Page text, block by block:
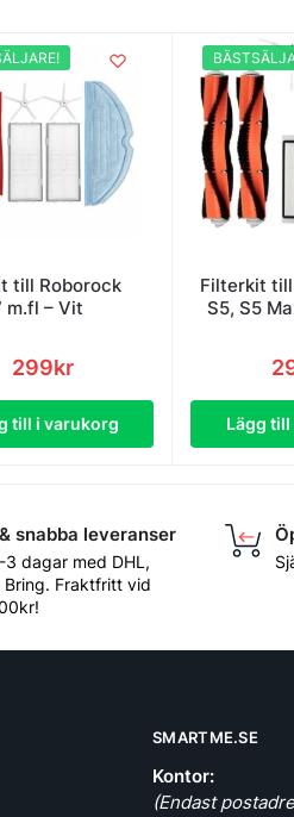
till Roborock
m.fl – Vit
299kr
till i varukorg
Filterkit
S5, S5
Lägg
snabba leveranser
3 dagar med DHL,
Bring. Fraktfritt vid
SMARTME.SE
Kontor:
(Endast